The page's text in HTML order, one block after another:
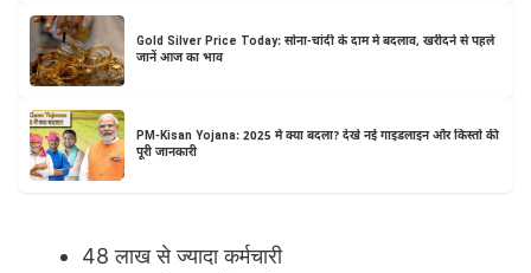
Gold Silver Price Today: सोना-चांदी के दाम में बदलाव, खरीदने से पहले
जानें आज का भाव
PM-Kisan Yojana: 2025 में क्या बदला? देखे नई गाइडलाइन और किस्तों की
पूरी जानकारी
48 लाख से ज्यादा कर्मचारी